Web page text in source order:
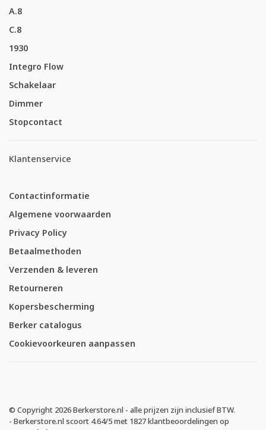
A.8
C.8
1930
Integro Flow
Schakelaar
Dimmer
Stopcontact
Klantenservice
Contactinformatie
Algemene voorwaarden
Privacy Policy
Betaalmethoden
Verzenden & leveren
Retourneren
Kopersbescherming
Berker catalogus
Cookievoorkeuren aanpassen
© Copyright 2026 Berkerstore.nl - alle prijzen zijn inclusief BTW.
- Berkerstore.nl scoort 4.64/5met 1827klantbeoordelingen op